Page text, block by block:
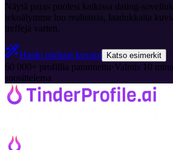
Näytä paras puolesi kaikissa dating-
tekoälymme luo realistisia, laadukkaita
treffejä varten.
Hanki parhaat kuvani Katso esimerkit
60 000+ profiilia parannettu·Valmis 10
suosittelema